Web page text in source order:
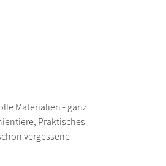
Materialien - ganz
Praktisches
vergessene